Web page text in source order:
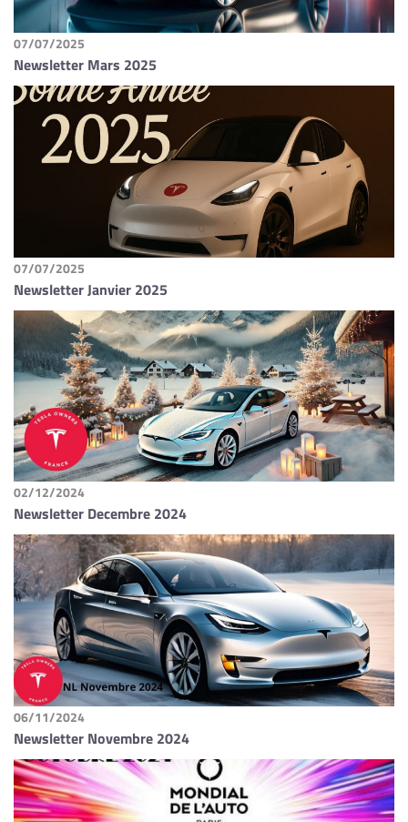
07/07/2025
Newsletter Mars 2025
07/07/2025
Newsletter Janvier 2025
02/12/2024
Newsletter Decembre 2024
06/11/2024
Newsletter Novembre 2024